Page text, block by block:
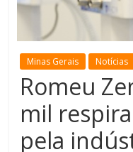
de
Minas Gerais Notícias
Romeu
mil
pela